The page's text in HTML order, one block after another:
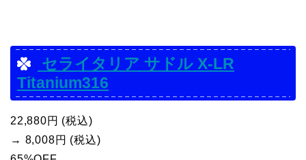
セライタリア サドル X-LR
Titanium316
22,880円 (税込)
→ 8,008円 (税込)